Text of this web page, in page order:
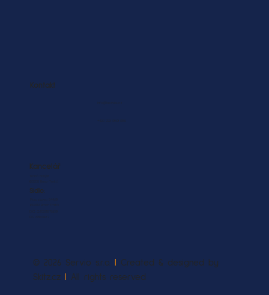
© 2026 Servio s.r.o.
Created & designed by
Skitz.cz| All rights reserved
Kontakt
Kancelář
Sídlo: